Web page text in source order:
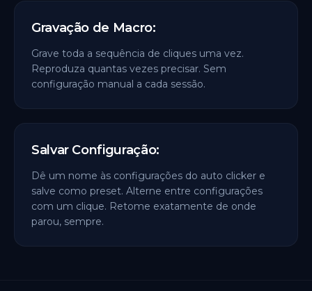
Gravação de Macro:
Grave toda a sequência de cliques uma vez.
Reproduza quantas vezes precisar. Sem
configuração manual a cada sessão.
Salvar Configuração:
Dê um nome às configurações do auto clicker e
salve como preset. Alterne entre configurações
com um clique. Retome exatamente de onde
parou, sempre.